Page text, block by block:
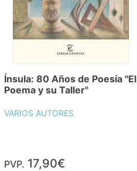
Ínsula: 80 Años de Poesía "El
Poema y su Taller"
VARIOS AUTORES
PVP. 17,90€